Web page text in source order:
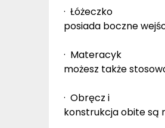
· Łóżeczko
posiada boczne
· Materacyk
możesz także
· Obręcz i
konstrukcja obite są